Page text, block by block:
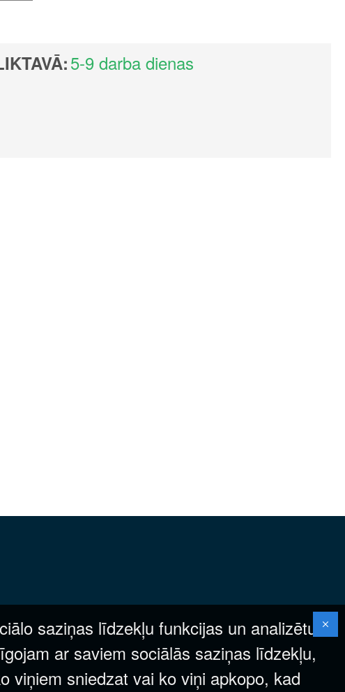
5-9 darba dienas
saziņas līdzekļu funkcijas un analizētu
ar saviem sociālās saziņas līdzekļu,
viņiem sniedzat vai ko viņi apkopo, kad